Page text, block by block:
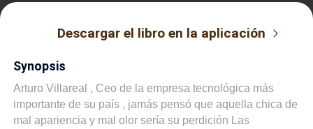
Descargar el libro en la aplicación
Synopsis
Arturo Villareal , Ceo de la empresa tecnológica más
importante de su país , jamás pensó que aquella chica de
mal apariencia y mal olor sería su perdición Las